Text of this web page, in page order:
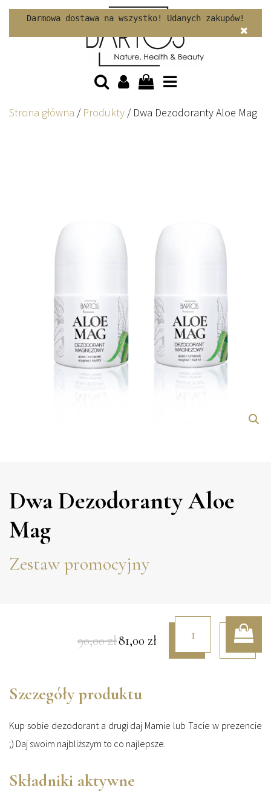
Darmowa dostawa na wszystko! Udanych zakupów!
Skip to content
Strona główna / Produkty / Dwa Dezodoranty Aloe Mag
Dwa Dezodoranty Aloe
Mag
Zestaw promocyjny
90,00złPierwotna
cena
90,00 zł.
81,00 zł
Szczegóły produktu
Kup sobie dezodorant a drugi daj Mamie lub Tacie w prezencie
;) Daj swoim najbliższym to co najlepsze.
Składniki aktywne